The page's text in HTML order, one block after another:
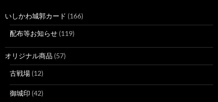
いしかわ城郭カード (166)
配布等お知らせ (119)
オリジナル商品 (57)
古戦場 (12)
御城印 (42)